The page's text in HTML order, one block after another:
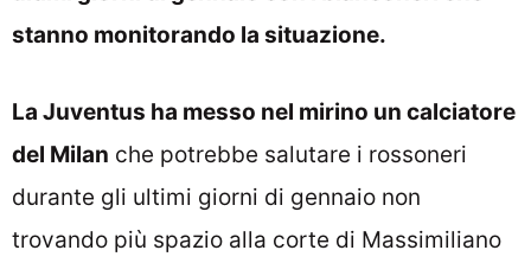
stanno monitorando la situazione.
La Juventus ha messo nel mirino un calciatore
del Milan che potrebbe salutare i rossoneri
durante gli ultimi giorni di gennaio non
trovando più spazio alla corte di Massimiliano